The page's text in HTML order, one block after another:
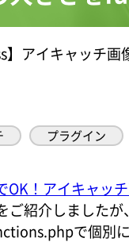
】アイキャッチ
プラグイン
OK！アイキャッ
ご紹介しました
で個別